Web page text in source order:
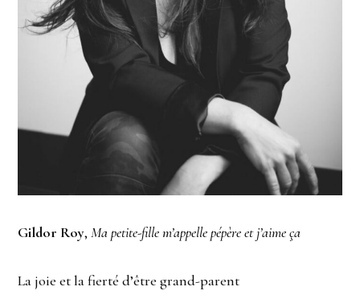
Gildor Roy,Ma petite-fille m’appelle pépère et j’aime ça
La joie et la fierté d’être grand-parent